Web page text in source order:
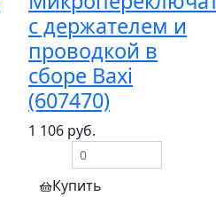
с держателем и
проводкой в
сборе Baxi
(607470)
1 106 руб.
Купить